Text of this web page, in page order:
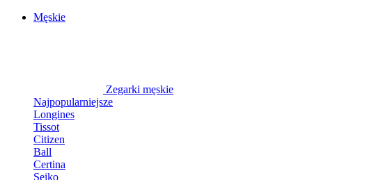
Męskie
Zegarki męskie
Najpopularniejsze
Longines
Tissot
Citizen
Ball
Certina
Seiko